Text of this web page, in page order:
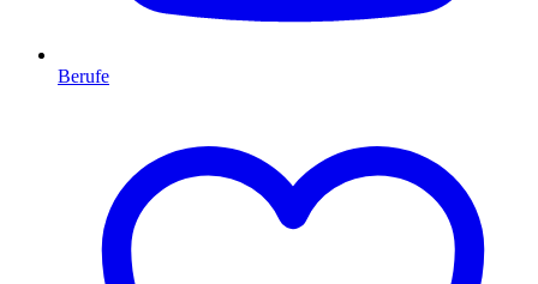
Berufe